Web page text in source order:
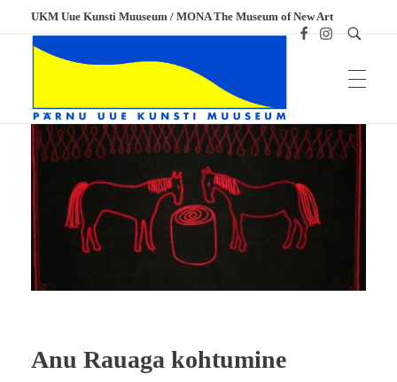
UKM Uue Kunsti Muuseum / MONA The Museum of New Art
Anu Rauaga kohtumine